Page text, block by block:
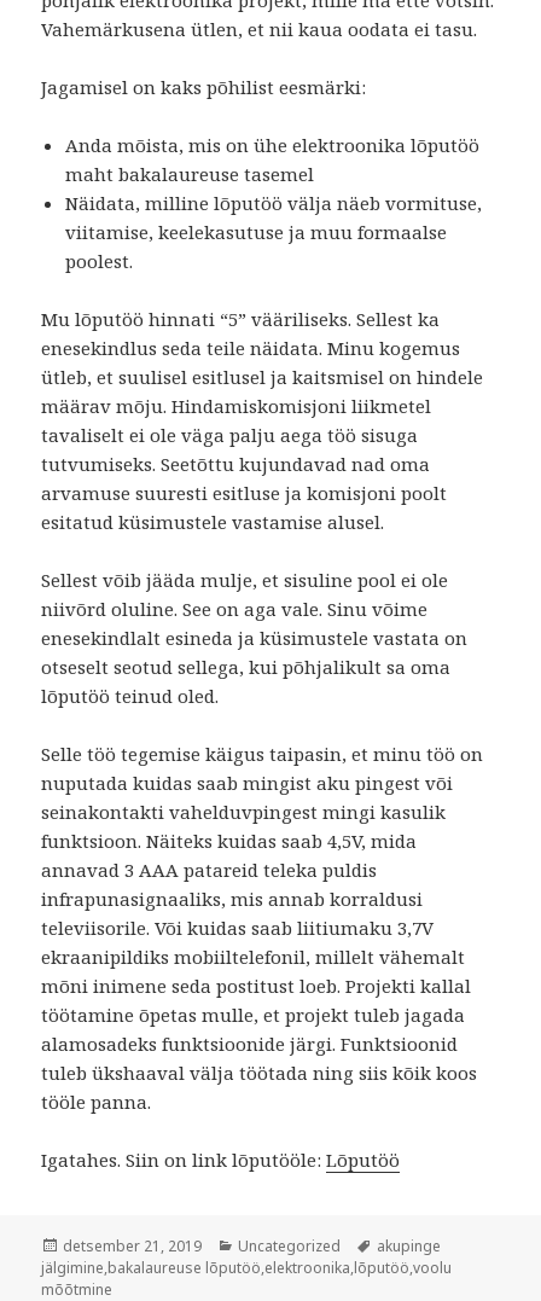
Vahemärkusena ütlen, et nii kaua oodata ei tasu.
Jagamisel on kaks põhilist eesmärki:
Anda mõista, mis on ühe elektroonika lõputöö
maht bakalaureuse tasemel
Näidata, milline lõputöö välja näeb vormituse,
viitamise, keelekasutuse ja muu formaalse
poolest.
Mu lõputöö hinnati “5” vääriliseks. Sellest ka
enesekindlus seda teile näidata. Minu kogemus
ütleb, et suulisel esitlusel ja kaitsmisel on hindele
määrav mõju. Hindamiskomisjoni liikmetel
tavaliselt ei ole väga palju aega töö sisuga
tutvumiseks. Seetõttu kujundavad nad oma
arvamuse suuresti esitluse ja komisjoni poolt
esitatud küsimustele vastamise alusel.
Sellest võib jääda mulje, et sisuline pool ei ole
niivõrd oluline. See on aga vale. Sinu võime
enesekindlalt esineda ja küsimustele vastata on
otseselt seotud sellega, kui põhjalikult sa oma
lõputöö teinud oled.
Selle töö tegemise käigus taipasin, et minu töö on
nuputada kuidas saab mingist aku pingest või
seinakontakti vahelduvpingest mingi kasulik
funktsioon. Näiteks kuidas saab 4,5V, mida
annavad 3 AAA patareid teleka puldis
infrapunasignaaliks, mis annab korraldusi
televiisorile. Või kuidas saab liitiumaku 3,7V
ekraanipildiks mobiiltelefonil, millelt vähemalt
mõni inimene seda postitust loeb. Projekti kallal
töötamine õpetas mulle, et projekt tuleb jagada
alamosadeks funktsioonide järgi. Funktsioonid
tuleb ükshaaval välja töötada ning siis kõik koos
tööle panna.
Igatahes. Siin on link lõputööle:Lõputöö
Postitatud
detsember 21, 2019 Rubriigid
Uncategorized Sildid
akupinge
jälgimine,bakalaureuse lõputöö,elektroonika,lõputöö,voolu
mõõtmine